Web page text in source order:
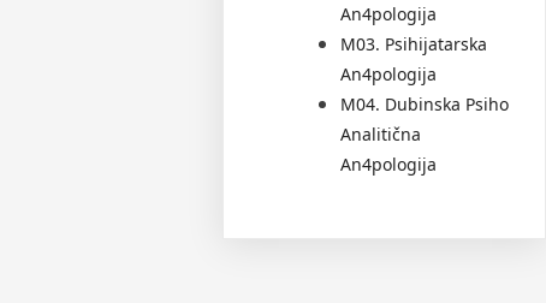
An4pologija
M03. Psihijatarska
An4pologija
M04. Dubinska Psiho
Analitična
An4pologija